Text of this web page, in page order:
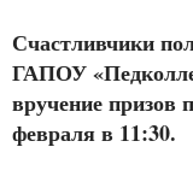
Счастливчики
ГАПОУ
вручение призов
февраля в 11:30.